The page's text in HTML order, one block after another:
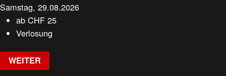
Samstag, 29.08.2026
abCHF 25
Verlosung
WEITER